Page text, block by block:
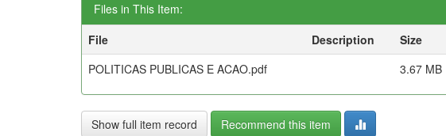
Files in This Item:
File
Description Size
POLITICAS PUBLICAS E ACAO.pdf
3.67 MB
Show full item record Recommend this item